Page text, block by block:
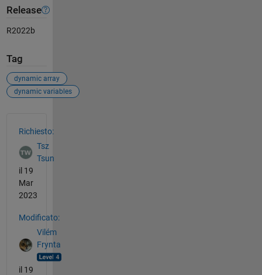
Release
R2022b
Tag
dynamic array
dynamic variables
Richiesto:
Tsz
Tsun
il 19
Mar
2023
Modificato:
Vilém
Frynta
il 19